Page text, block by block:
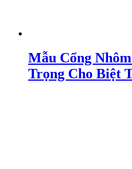
Mẫu Cổng
Trọng Cho Biệt